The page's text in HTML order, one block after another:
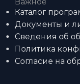
Каталог
Документы и
Сведения об
Политика
Согласие на